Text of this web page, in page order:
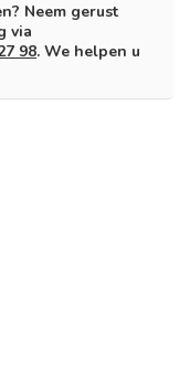
Neem gerust
via
98. We helpen u